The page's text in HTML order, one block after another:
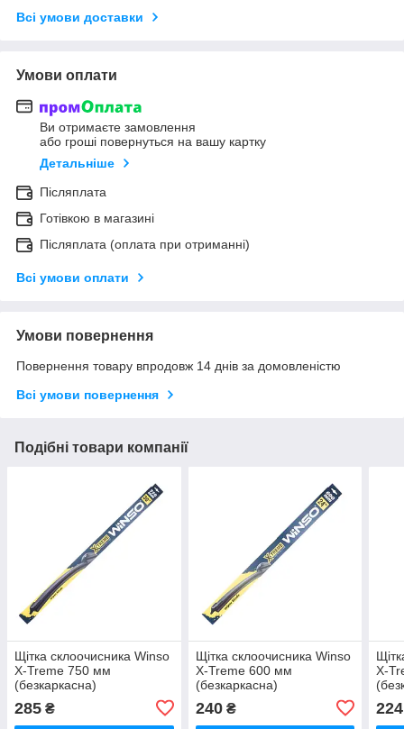
Всі умови доставки
Умови оплати
Ви отримаєте замовлення
або гроші повернуться на вашу картку
Детальніше
Післяплата
Готівкою в магазині
Післяплата (оплата при отриманні)
Всі умови оплати
Умови повернення
Повернення товару впродовж 14 днів за домовленістю
Всі умови повернення
Подібні товари компанії
Щітка склоочисника Winso
X-Treme 750 мм
(безкаркасна)
285 ₴
Щітка склоочисника Winso
X-Treme 600 мм
(безкаркасна)
240₴
X-
224